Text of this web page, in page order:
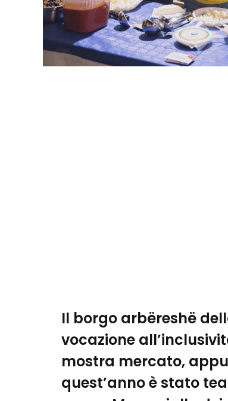
Il borgo arbëreshë
vocazione
mostra mercato,
quest’anno è stato